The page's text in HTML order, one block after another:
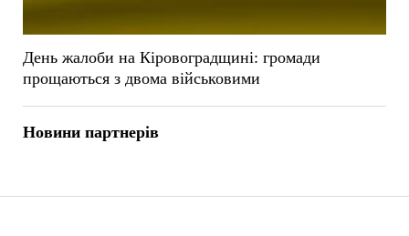
День жалоби на Кіровоградщині: громади
прощаються з двома військовими
Новини партнерів